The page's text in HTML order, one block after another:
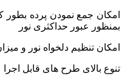
نمودن پرده بطور کامل در
حداکثری نور
دلخواه نور و میزان دید از
طرح های قابل اجرا